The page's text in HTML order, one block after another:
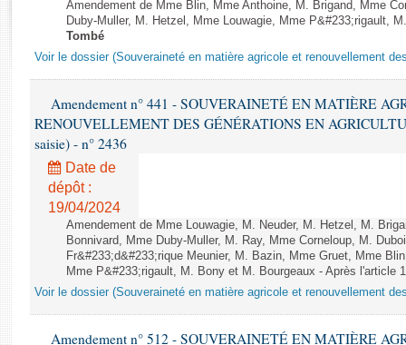
Rapports d'enquête
Rapports législatifs
Dossiers législatifs
Budget et sécurité sociale
Questions écrites et orales
Comptes rendus des débats
Amendement de Mme Blin, Mme Anthoine, M. Brigand, Mme
Duby-Muller, M. Hetzel, Mme Louwagie, Mme P&#233;rigault,
Tombé
Voir le dossier (Souveraineté en matière agricole et renouvellement
Amendement n° 441 - SOUVERAINETÉ EN MATIÈRE
RENOUVELLEMENT DES GÉNÉRATIONS EN
saisie) - n° 2436
Date de
dépôt :
19/04/2024
Amendement de Mme Louwagie, M. Neuder, M. Hetzel, M.
Bonnivard, Mme Duby-Muller, M. Ray, Mme Corneloup, M.
Fr&#233;d&#233;rique Meunier, M. Bazin, Mme Gruet, Mme
Mme P&#233;rigault, M. Bony et M. Bourgeaux - Après l'article
Voir le dossier (Souveraineté en matière agricole et renouvellement
Amendement n° 512 - SOUVERAINETÉ EN MATIÈRE